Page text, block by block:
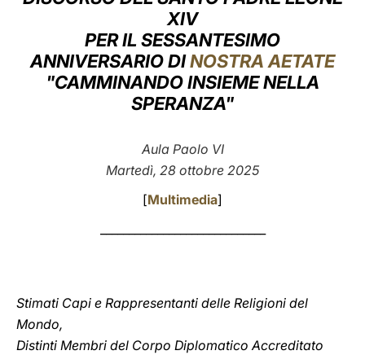
العربيّة
中文
LATINE
XIV
PER IL SESSANTESIMO
ANNIVERSARIO DINOSTRA AETATE
"CAMMINANDO INSIEME NELLA
SPERANZA"
Aula Paolo VI
Martedì, 28 ottobre 2025
[Multimedia]
Stimati Capi e Rappresentanti delle Religioni del
Mondo,
Distinti Membri del Corpo Diplomatico Accreditato